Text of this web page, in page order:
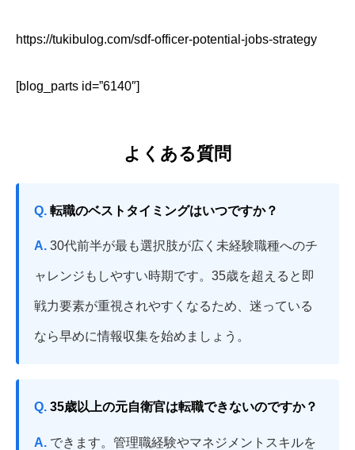
https://tukibulog.com/sdf-officer-potential-jobs-strategy
[blog_parts id=”6140″]
よくある質問
Q. 転職のベストタイミングはいつですか？
A. 30代前半が最も選択肢が広く未経験職種へのチ
ャレンジもしやすい時期です。35歳を超えると即
戦力要素が重視されやすくなるため、迷っている
なら早めに情報収集を始めましょう。
Q. 35歳以上の元自衛官は転職できないのですか？
A. できます。管理職経験やマネジメントスキルを